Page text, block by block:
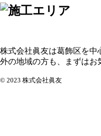
株式会社眞友は葛飾区を中
外の地域の方も、まずはお
© 2023 株式会社眞友